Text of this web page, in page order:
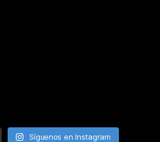
Síguenos en Instagram